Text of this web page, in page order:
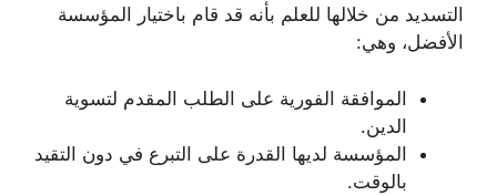
التسديد من خلالها للعلم بأنه قد قام باختيار المؤسسة
الأفضل، وهي:
الموافقة الفورية على الطلب المقدم لتسوية
الدين.
المؤسسة لديها القدرة على التبرع في دون التقيد
بالوقت.